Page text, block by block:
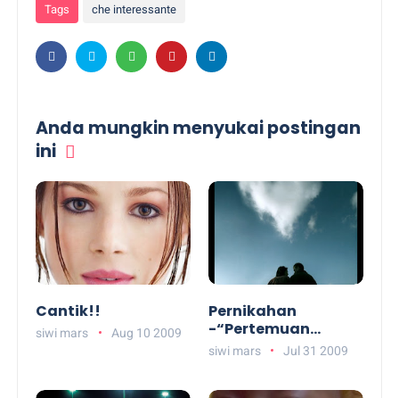
Tags che interessante
Anda mungkin menyukai postingan
ini
Cantik!!
siwi mars Aug 10 2009
Pernikahan
-“Pertemuan
Kembali”-
siwi mars Jul 31 2009